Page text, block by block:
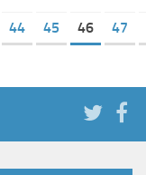
44 45 46
47